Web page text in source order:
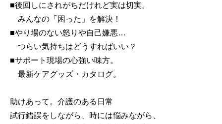
■後回しにされがちだけれど実は切実。
みんなの「困った」を解決！
■やり場のない怒りや自己嫌悪…
つらい気持ちはどうすればいい？
■サポート現場の心強い味方。
最新ケアグッズ・カタログ。
助けあって。介護のある日常
試行錯誤をしながら、時には悩みながら、